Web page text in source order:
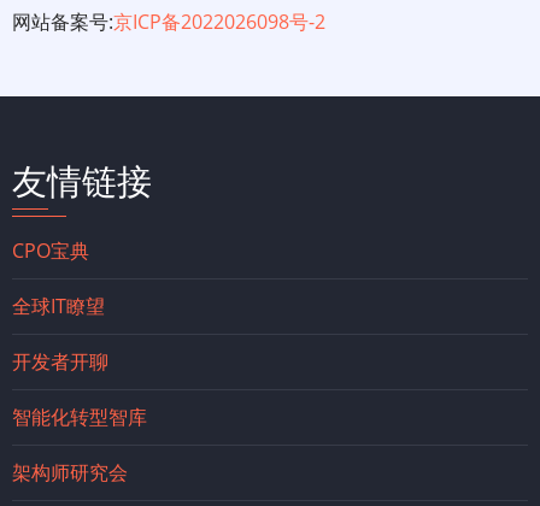
网站备案号:京ICP备2022026098号-2
友情链接
CPO宝典
全球IT瞭望
开发者开聊
智能化转型智库
架构师研究会